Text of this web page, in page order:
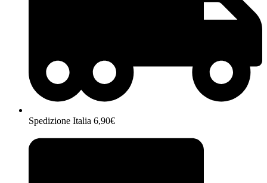
Spedizione Italia 6,90€